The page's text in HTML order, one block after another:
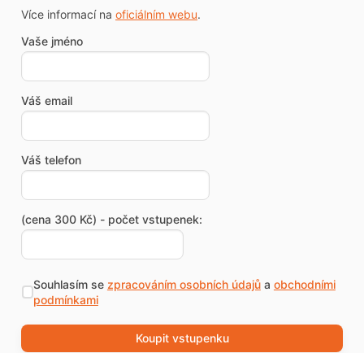
Více informací na oficiálním webu.
Vaše jméno
Váš email
Váš telefon
(cena 300 Kč) - počet vstupenek:
Souhlasím se zpracováním osobních údajůa obchodními
podmínkami
Koupit vstupenku